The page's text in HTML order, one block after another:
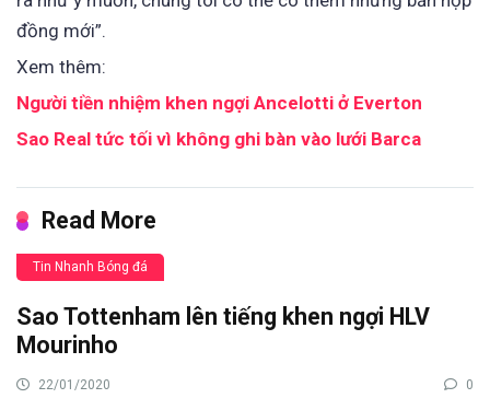
đồng mới”.
Xem thêm:
Người tiền nhiệm khen ngợi Ancelotti ở Everton
Sao Real tức tối vì không ghi bàn vào lưới Barca
Read More
Tin Nhanh Bóng đá
Sao Tottenham lên tiếng khen ngợi HLV
Mourinho
22/01/2020 0